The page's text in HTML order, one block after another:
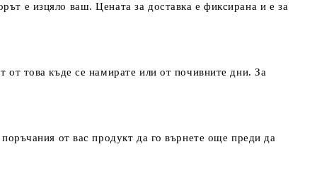
е изцяло ваш. Цената за доставка е фиксирана и е за
от това къде се намирате или от почивните дни. За
от вас продукт да го върнете още преди да